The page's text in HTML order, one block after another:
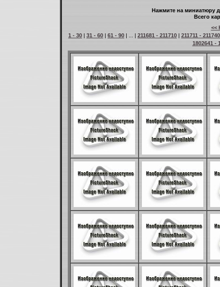
Нажмите на миниатюру
Всего
<<
1 - 30 | 31 - 60 | 61 - 90 | ... | 211681 - 211710 | 211711 - 211740
1802641 -